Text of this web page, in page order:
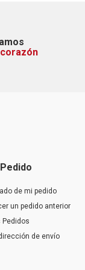
de mi pedido
un pedido anterior
Pedidos
de envío